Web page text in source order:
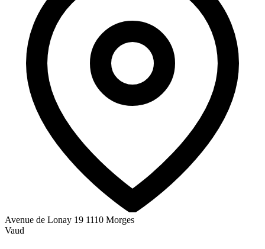
Avenue de Lonay 19 1110 Morges
Vaud